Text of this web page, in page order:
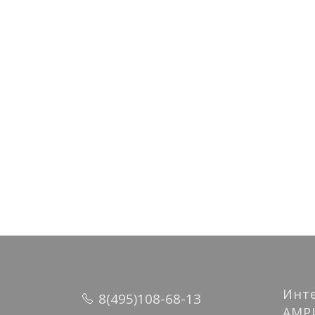
8(495)108-68-13